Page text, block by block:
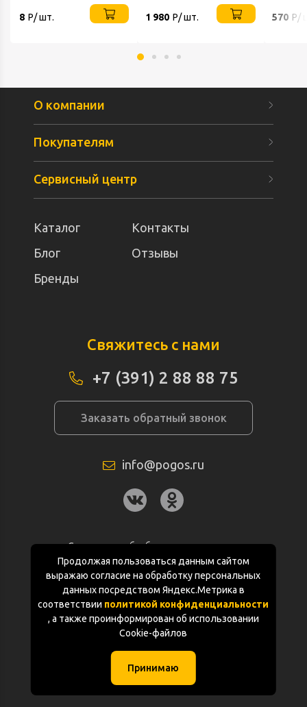
8 Р/ шт. 1 980 Р/ шт. 570 Р/
Продолжая пользоваться данным сайтом
выражаю согласие на обработку персональных
данных посредством Яндекс.Метрика в
соответствии политикой конфиденциальности
, а также проинформирован об использовании
Cookie-файлов
Принимаю
О компании
Покупателям
Сервисный центр
Каталог
Контакты
Блог
Отзывы
Бренды
Свяжитесь с нами
+7 (391) 2 88 88 75
Заказать обратный звонок
info@pogos.ru
Согласие на обработку персональных
данных
Политика конфиденциальности
Документация
(с) «POGOS.ru» 2010-2026 (ИП Чивчян М.Р.)